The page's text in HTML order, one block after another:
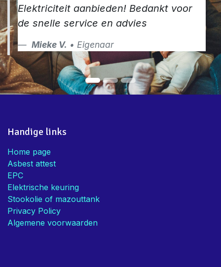
Elektriciteit aanbieden! Bedankt voor
de snelle service en advies
Mieke V. • Eigenaar
Handige links
Home page
Asbest attest
EPC
Elektrische keuring
Stookolie of mazouttank
Privacy Policy
Algemene voorwaarden